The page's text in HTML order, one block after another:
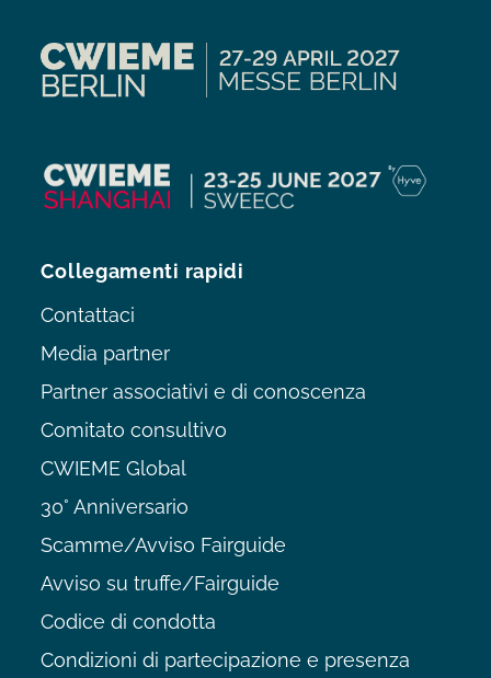
Collegamenti rapidi
Contattaci
Media partner
Partner associativi e di conoscenza
Comitato consultivo
CWIEME Global
30° Anniversario
Scamme/Avviso Fairguide
Avviso su truffe/Fairguide
Codice di condotta
Condizioni di partecipazione e presenza